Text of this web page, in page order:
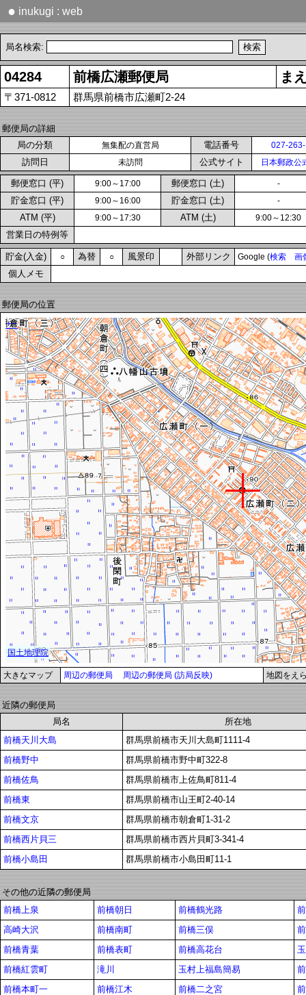
● inukugi : web
局名検索:
04284 前橋広瀬郵便局 ま
〒371-0812 群馬県前橋市広瀬町2-24
郵便局の詳細
局の分類
無集配の直営局 電話番号 027-
訪問日 未訪問 公式サイト 日本郵政公
郵便窓口 (平) 9:00～17:00 郵便窓口 (土) -
貯金窓口 (平) 9:00～16:00 貯金窓口 (土) -
ATM (平) 9:00～17:30 ATM (土) 9:00～12:30
営業日の特例等
貯金(入金) ○ 為替 ○ 風景印 外部リンク Google (検索 画
個人メモ
郵便局の位置
大きなマップ 周辺の郵便局 周辺の郵便局 (訪局反映) 地図をえ
近隣の郵便局
局名
所在地
前橋天川大島
群馬県前橋市天川大島町1111-4
前橋野中
群馬県前橋市野中町322-8
前橋佐鳥
群馬県前橋市上佐鳥町811-4
前橋東
群馬県前橋市山王町2-40-14
前橋文京
群馬県前橋市朝倉町1-31-2
前橋西片貝三
群馬県前橋市西片貝町3-341-4
前橋小島田
群馬県前橋市小島田町11-1
その他の近隣の郵便局
前橋上泉
前橋朝日 前橋鶴光路
高崎大沢
前橋南町 前橋三俣
前橋青葉
前橋表町 前橋高花台
前橋紅雲町
滝川 玉村上福島簡易
前橋本町一
前橋江木 前橋二之宮